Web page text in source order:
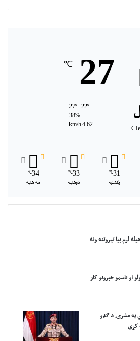
27
℃
27º - 22º
38%
4.62 km/h
31
℃
یکشنبه
33
℃
دوشنبه
34
℃
سه شنبه
لرم بیا تېروتنه ونه
او ناسمو خبرونو کار
په مشرۍ د ګډو
کړي